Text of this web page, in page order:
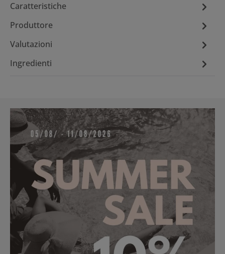
Caratteristiche
Produttore
Valutazioni
Ingredienti